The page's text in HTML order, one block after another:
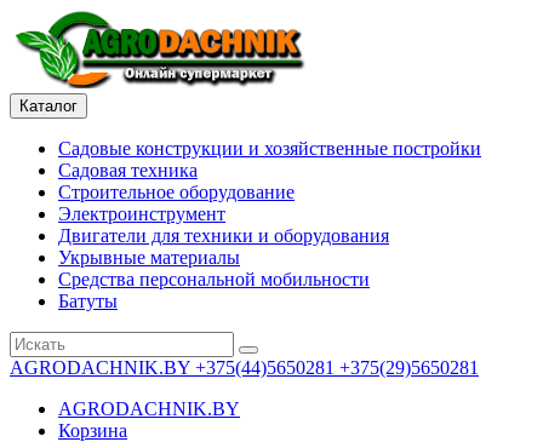
Каталог
Садовые конструкции и хозяйственные постройки
Садовая техника
Строительное оборудование
Электроинструмент
Двигатели для техники и оборудования
Укрывные материалы
Средства персональной мобильности
Батуты
AGRODACHNIK.BY +375(44)5650281 +375(29)5650281
AGRODACHNIK.BY
Корзина